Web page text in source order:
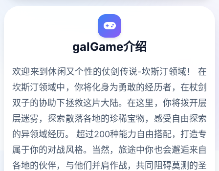
galGame介绍
欢迎来到休闲又个性的仗剑传说-坎斯汀领域！ 在
坎斯汀领域中，你将化身为勇敢的经历者，在杖剑
双子的协助下拯救这片大陆。在这里，你将拨开层
层迷雾，探索散落各地的珍稀宝物，感受自由探索
的异领域经历。 超过200种能力自由搭配，打造专
属于你的对战风格。当然，旅途中你也会邂逅来自
各地的伙伴，与他们并肩作战，共同阻碍莫测的圣